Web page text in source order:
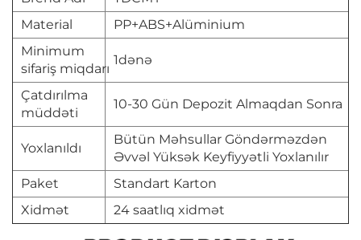
Material
PP+ABS+Alüminium
Minimum
sifariş miqdarı
1dənə
Çatdırılma
müddəti
10-30 Gün Depozit Almaqdan Sonra
Yoxlanıldı
Bütün Məhsullar Göndərməzdən
Əvvəl Yüksək Keyfiyyətli Yoxlanılır
Paket
Standart Karton
Xidmət
24 saatlıq xidmət